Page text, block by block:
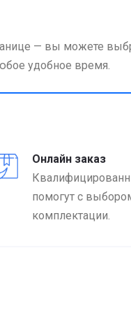
— вы можете
удобное время.
Онлайн заказ
помогут с
комплектации.